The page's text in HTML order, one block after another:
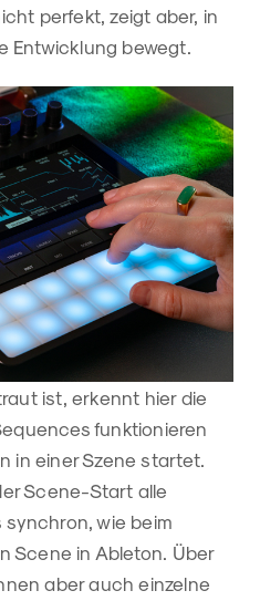
perfekt, zeigt aber, in
Entwicklung bewegt.
ist, erkennt hier die
funktionieren
in einer Szene startet.
Scene-Start alle
wie beim
Scene in Ableton. Über
aber auch einzelne